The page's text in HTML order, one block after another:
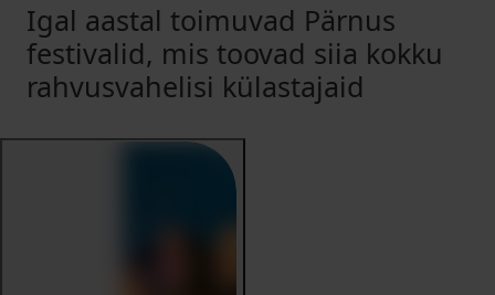
Igal aastal toimuvad Pärnus
festivalid, mis toovad siia kokku
rahvusvahelisi külastajaid